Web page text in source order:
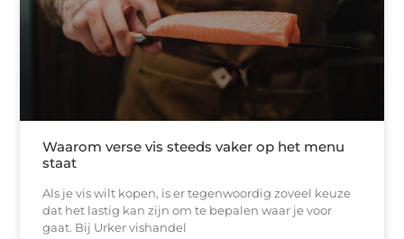
Waarom verse vis steeds vaker op het menu
staat
Als je vis wilt kopen, is er tegenwoordig zoveel keuze
dat het lastig kan zijn om te bepalen waar je voor
gaat. Bij Urker vishandel